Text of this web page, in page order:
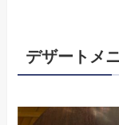
デザートメ